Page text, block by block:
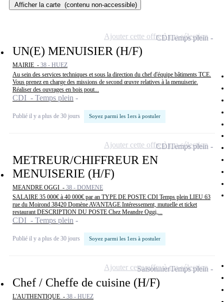
Afficher la carte (contenu non-accessible)
UN(E) MENUISIER (H/F)
MAIRIE - 38 - HUEZ
Au sein des services techniques et sous la direction du chef d'équipe bâtiments TCE.
Vous prenez en charge des missions de second œuvre relatives à la menuiserie.
Réaliser des ouvrages en bois pout...
CDI - Temps plein
Publié il y a plus de 30 jours Soyez parmi les 1ers à postuler
CDITemps plein
Ajouter cette offre à ma sélection
METREUR/CHIFFREUR EN
MENUISERIE (H/F)
MEANDRE OGGI - 38 - DOMENE
SALAIRE 35 000€ à 40 000€ par an TYPE DE POSTE CDI Temps plein LIEU 63
rue du Moirond 38420 Domène AVANTAGE Intéressement, mutuelle et ticket
restaurant DESCRIPTION DU POSTE Chez Meandre Oggi,...
CDI - Temps plein
Publié il y a plus de 30 jours Soyez parmi les 1ers à postuler
CDITemps plein
Ajouter cette offre à ma sélection
Chef / Cheffe de cuisine (H/F)
L'AUTHENTIQUE - 38 - HUEZ
SaisonnierTemps plein
Ajouter cette offre à ma sélection